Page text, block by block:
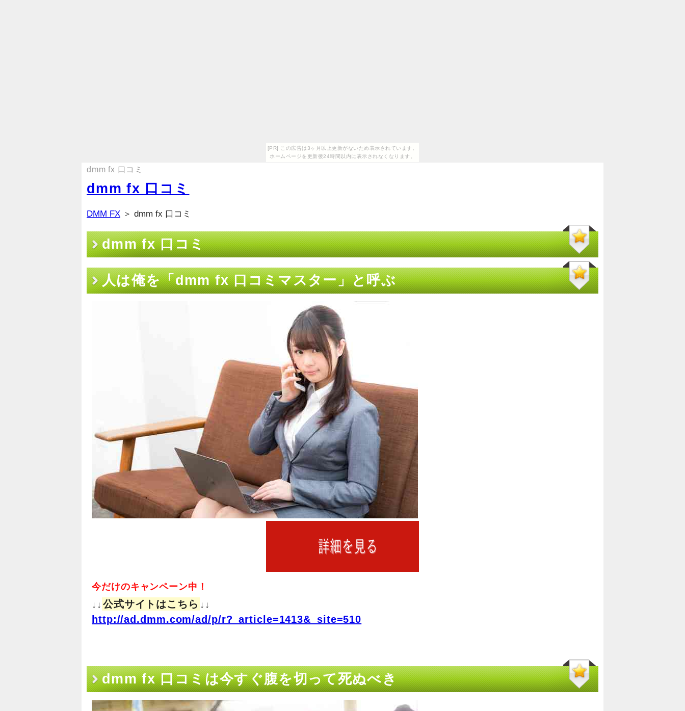
[PR] この広告は3ヶ月以上更新がないため表示されています。
ホームページを更新後24時間以内に表示されなくなります。
dmm fx 口コミ
dmm fx 口コミ
DMM FX ＞ dmm fx 口コミ
dmm fx 口コミ
人は俺を「dmm fx 口コミマスター」と呼ぶ
今だけのキャンペーン中！
↓↓ 公式サイトはこちら ↓↓
http://ad.dmm.com/ad/p/r?_article=1413&_site=510
dmm fx 口コミは今すぐ腹を切って死ぬべき